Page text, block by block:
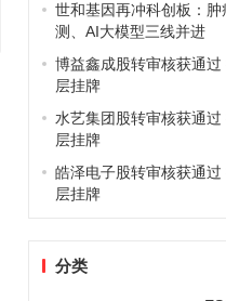
世和基因再冲科创板：
测、AI大模型三线并进
博益鑫成股转审核获通
层挂牌
水艺集团股转审核获通
层挂牌
皓泽电子股转审核获通
层挂牌
分类